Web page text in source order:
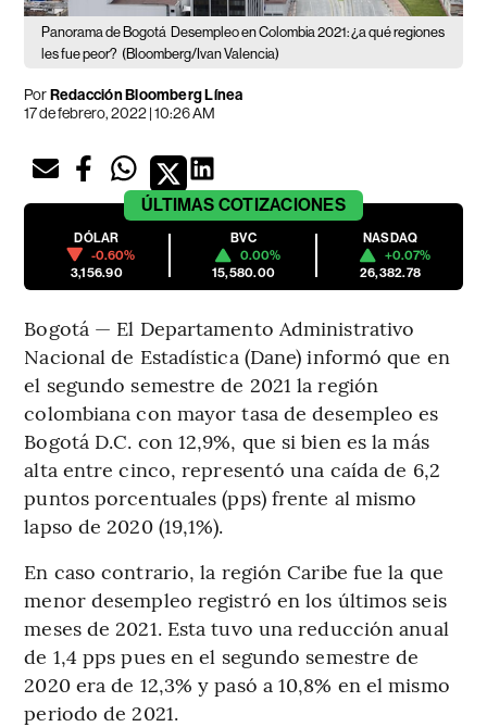
Panorama de Bogotá Desempleo en Colombia 2021: ¿a qué regiones
les fue peor? (Bloomberg/Ivan Valencia)
PorRedacción Bloomberg Línea
17 de febrero, 2022 | 10:26 AM
ÚLTIMAS COTIZACIONES
DÓLAR
-0.60%
3,156.90
BVC
0.00%
15,580.00
NASDAQ
+0.07%
26,382.78
Bogotá — El Departamento Administrativo
Nacional de Estadística (Dane) informó que en
el segundo semestre de 2021 la región
colombiana con mayor tasa de desempleo es
Bogotá D.C. con 12,9%, que si bien es la más
alta entre cinco, representó una caída de 6,2
puntos porcentuales (pps) frente al mismo
lapso de 2020 (19,1%).
En caso contrario, la región Caribe fue la que
menor desempleo registró en los últimos seis
meses de 2021. Esta tuvo una reducción anual
de 1,4 pps pues en el segundo semestre de
2020 era de 12,3% y pasó a 10,8% en el mismo
periodo de 2021.